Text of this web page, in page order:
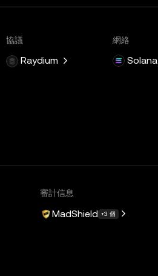
協議
Raydium
網絡
Solana
審計信息
MadShield +3 個